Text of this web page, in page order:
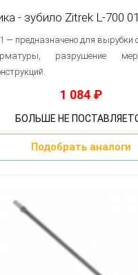
- зубило Zitrek L-700
— предназначено для вырубки
разрушение
1 084 ₽
БОЛЬШЕ НЕ
Подобрать аналоги